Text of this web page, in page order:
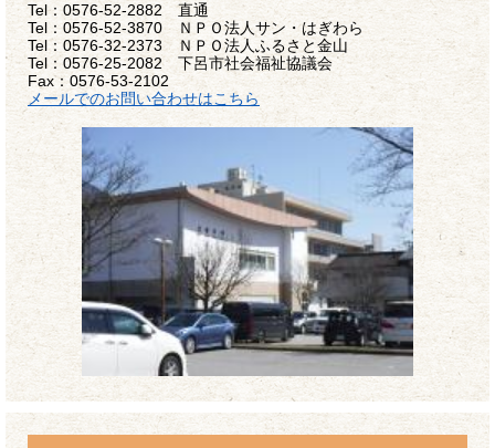
Tel：0576-52-2882 直通
Tel：0576-52-3870 ＮＰＯ法人サン・はぎわら
Tel：0576-32-2373 ＮＰＯ法人ふるさと金山
Tel：0576-25-2082 下呂市社会福祉協議会
Fax：0576-53-2102
メールでのお問い合わせはこちら